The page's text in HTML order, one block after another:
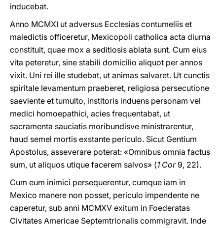
inducebat.
Anno MCMXI ut adversus Ecclesias contumeliis et
maledictis officeretur, Mexicopoli catholica acta diurna
constituit, quae mox a seditiosis ablata sunt. Cum eius
vita peteretur, sine stabili domicilio aliquot per annos
vixit. Uni rei ille studebat, ut animas salvaret. Ut cunctis
spiritale levamentum praeberet, religiosa persecutione
saeviente et tumulto, institoris induens personam vel
medici homoepathici, acies frequentabat, ut
sacramenta sauciatis moribundisve ministrarentur,
haud semel mortis exstante periculo. Sicut Gentium
Apostolus, asseverare poterat: «Omnibus omnia factus
sum, ut aliquos utique facerem salvos» (1 Cor9, 22).
Cum eum inimici persequerentur, cumque iam in
Mexico manere non posset, periculo impendente ne
caperetur, sub anni MCMXV exitum in Foederatas
Civitates Americae Septemtrionalis commigravit. Inde